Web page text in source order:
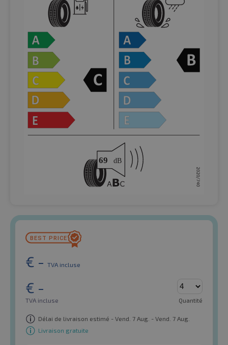
€ - TVA incluse
€ -
TVA incluse Quantité
Délai de livraison estimé - Vend. 7 Aug. - Vend. 7 Aug.
Livraison gratuite